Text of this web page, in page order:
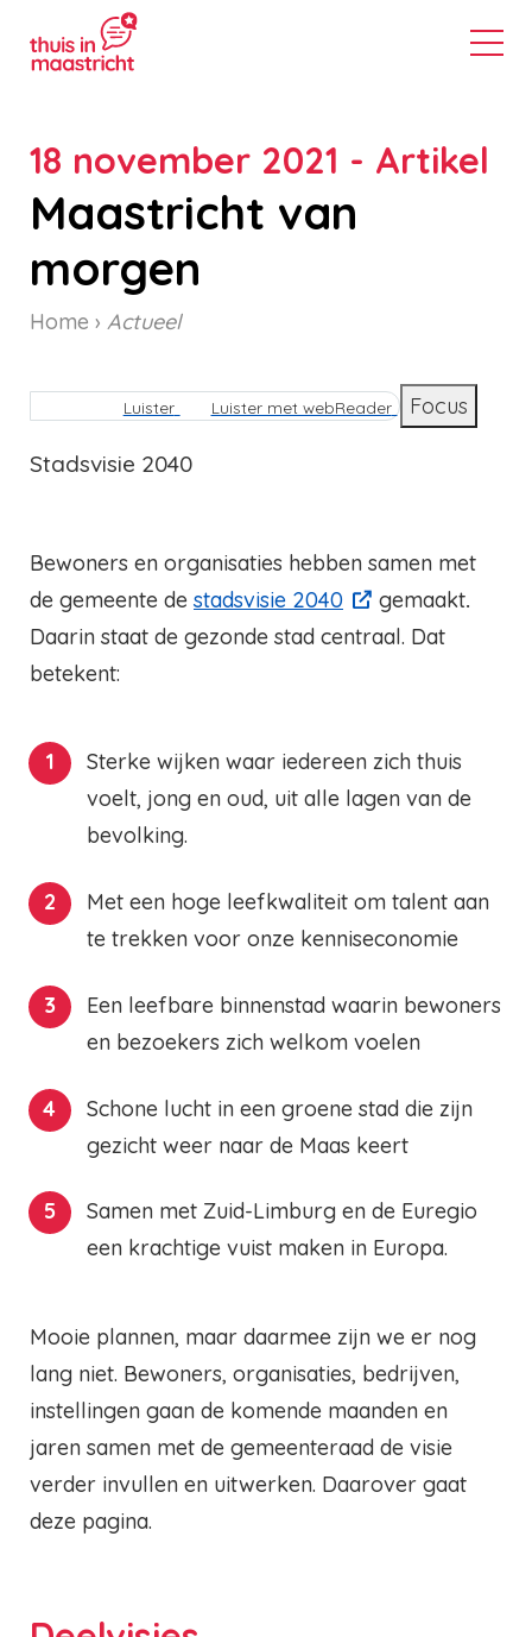
18 november 2021 - Artikel
Maastricht van
morgen
Kruimelpad
Home Actueel
Luister Luister met webReader Focus
Stadsvisie 2040
Bewoners en organisaties hebben samen met
de gemeente de stadsvisie 2040 gemaakt.
Daarin staat de gezonde stad centraal. Dat
betekent:
Sterke wijken waar iedereen zich thuis
voelt, jong en oud, uit alle lagen van de
bevolking.
Met een hoge leefkwaliteit om talent aan
te trekken voor onze kenniseconomie
Een leefbare binnenstad waarin bewoners
en bezoekers zich welkom voelen
Schone lucht in een groene stad die zijn
gezicht weer naar de Maas keert
Samen met Zuid-Limburg en de Euregio
een krachtige vuist maken in Europa.
Mooie plannen, maar daarmee zijn we er nog
lang niet. Bewoners, organisaties, bedrijven,
instellingen gaan de komende maanden en
jaren samen met de gemeenteraad de visie
verder invullen en uitwerken. Daarover gaat
deze pagina.